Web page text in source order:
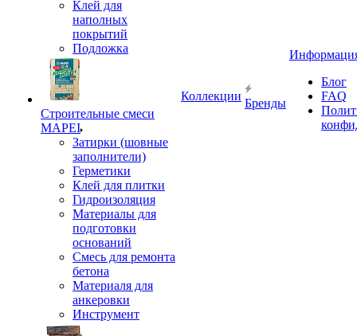
Клей для
наполных
покрытий
Подложка
Строительные смеси
MAPEI
Затирки (шовные
заполнители)
Герметики
Клей для плитки
Гидроизоляция
Материалы для
подготовки
оснований
Смесь для ремонта
бетона
Материаля для
анкеровки
Инструмент
Коллекции
Бренды
Блог
FAQ